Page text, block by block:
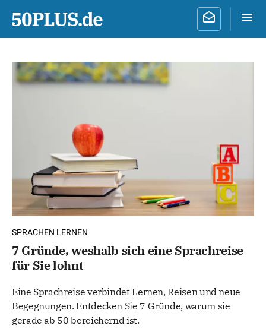
SPRACHEN LERNEN
7 Gründe, weshalb sich eine Sprachreise
für Sie lohnt
Eine Sprachreise verbindet Lernen, Reisen und neue
Begegnungen. Entdecken Sie 7 Gründe, warum sie
gerade ab 50 bereichernd ist.